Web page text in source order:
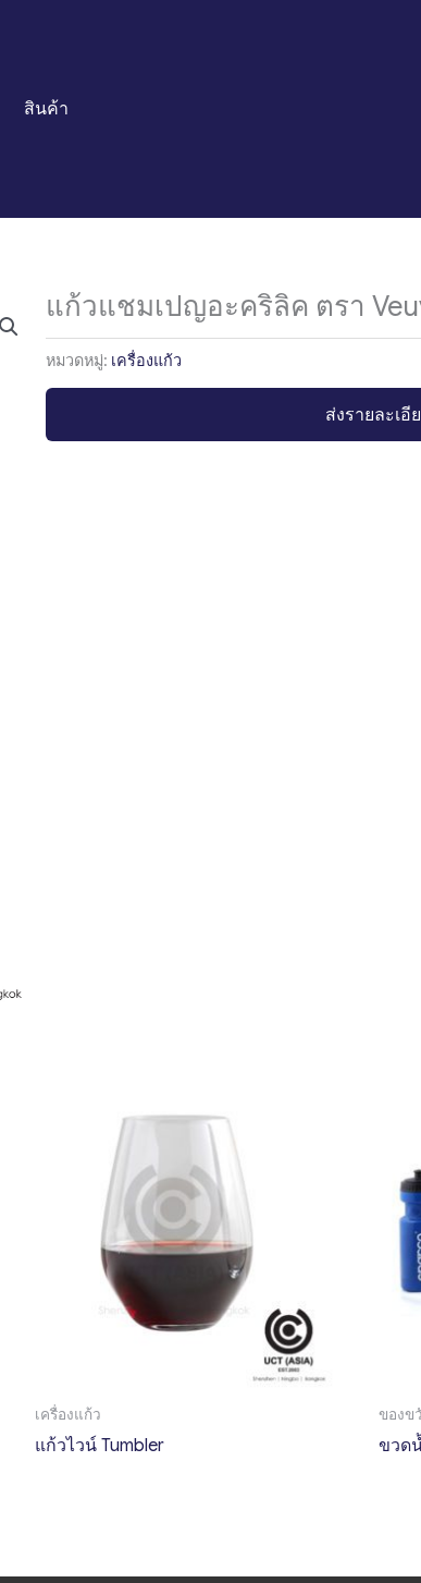
สินค้า
แก้วแชมเปญอะคริลิค ตรา
หมวดหมู่: เครื่องแก้ว
ส่งรายละเอี
เครื่องแก้ว
แก้วไวน์ Tumbler
ของข
ขวด